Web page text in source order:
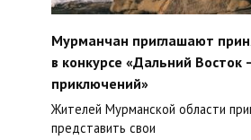
Мурманчан приглашают
в конкурсе «Дальний Восток
приключений»
Жителей Мурманской области
представить свои